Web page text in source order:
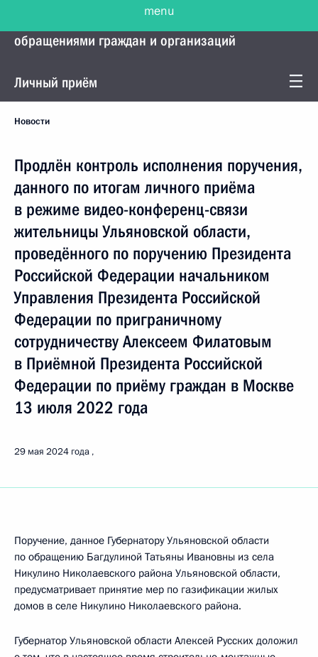
обращениями граждан и организаций
Личный приём
Новости
Продлён контроль исполнения поручения,
данного по итогам личного приёма
в режиме видео-конференц-связи
жительницы Ульяновской области,
проведённого по поручению Президента
Российской Федерации начальником
Управления Президента Российской
Федерации по приграничному
сотрудничеству Алексеем Филатовым
в Приёмной Президента Российской
Федерации по приёму граждан в Москве
13 июля 2022 года
29 мая 2024 года
Поручение, данное Губернатору Ульяновской области
по обращению Багдулиной Татьяны Ивановны из села
Никулино Николаевского района Ульяновской области,
предусматривает принятие мер по газификации жилых
домов в селе Никулино Николаевского района.
Губернатор Ульяновской области Алексей Русских доложил